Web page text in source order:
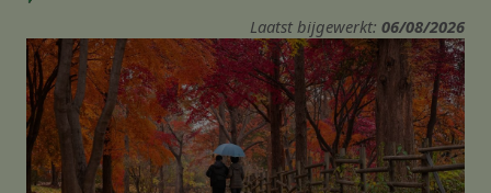
Laatst bijgewerkt: 06/08/2026